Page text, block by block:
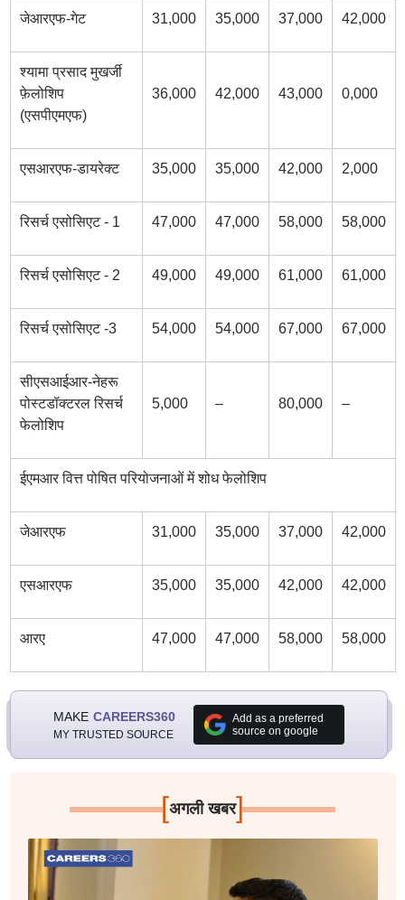
जेआरएफ-गेट 31,000 35,000 37,000 42,000
श्यामा प्रसाद मुखर्जी
फ़ेलोशिप
(एसपीएमएफ)
36,000 42,000 43,000 0,000
एसआरएफ-डायरेक्ट 35,000 35,000 42,000 2,000
रिसर्च एसोसिएट - 1 47,000 47,000 58,000 58,000
रिसर्च एसोसिएट - 2 49,000 49,000 61,000 61,000
रिसर्च एसोसिएट -3 54,000 54,000 67,000 67,000
सीएसआईआर-नेहरू
पोस्टडॉक्टरल रिसर्च
फेलोशिप
5,000 – 80,000 –
ईएमआर वित्त पोषित परियोजनाओं में शोध फेलोशिप
जेआरएफ 31,000 35,000 37,000 42,000
एसआरएफ 35,000 35,000 42,000 42,000
आरए 47,000 47,000 58,000 58,000
MAKE CAREERS360
MY TRUSTED SOURCE
Add as a preferred
source on google
[अगली खबर]